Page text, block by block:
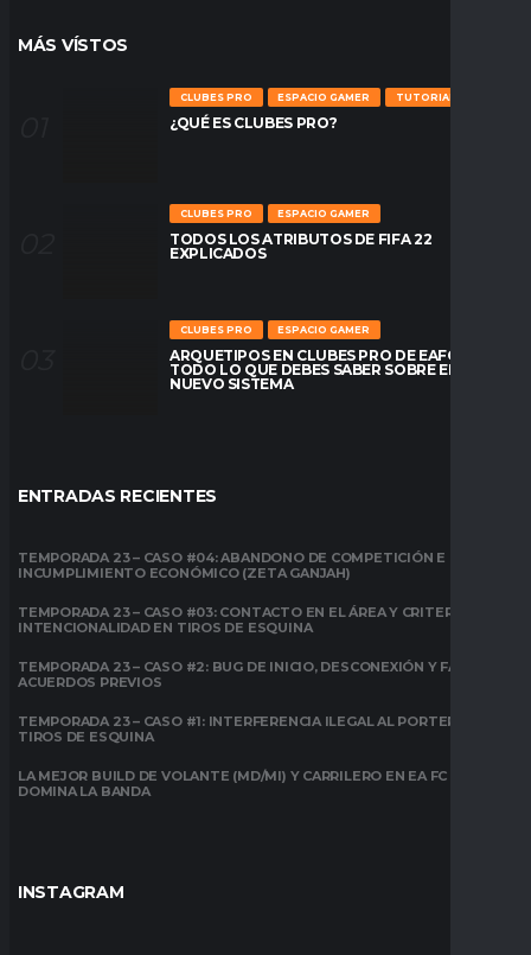
MÁS VÍSTOS
CLUBES PRO ESPACIO GAMER TUTORIALES
¿QUÉ ES CLUBES PRO?
CLUBES PRO ESPACIO GAMER
TODOS LOS ATRIBUTOS DE FIFA 22
EXPLICADOS
CLUBES PRO ESPACIO GAMER
ARQUETIPOS EN CLUBES PRO DE EAFC26:
TODO LO QUE DEBES SABER SOBRE EL
NUEVO SISTEMA
ENTRADAS RECIENTES
TEMPORADA 23 – CASO #04: ABANDONO DE COMPETICIÓN E
INCUMPLIMIENTO ECONÓMICO (ZETA GANJAH)
TEMPORADA 23 – CASO #03: CONTACTO EN EL ÁREA Y CRITERIO DE
INTENCIONALIDAD EN TIROS DE ESQUINA
TEMPORADA 23 – CASO #2: BUG DE INICIO, DESCONEXIÓN Y FALTA DE
ACUERDOS PREVIOS
TEMPORADA 23 – CASO #1: INTERFERENCIA ILEGAL AL PORTERO EN
TIROS DE ESQUINA
LA MEJOR BUILD DE VOLANTE (MD/MI) Y CARRILERO EN EA FC 26:
DOMINA LA BANDA
INSTAGRAM